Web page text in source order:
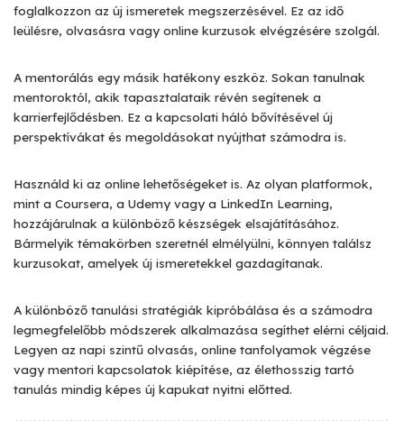
foglalkozzon az új ismeretek megszerzésével. Ez az idő
leülésre, olvasásra vagy online kurzusok elvégzésére szolgál.
A mentorálás egy másik hatékony eszköz. Sokan tanulnak
mentoroktól, akik tapasztalataik révén segítenek a
karrierfejlődésben. Ez a kapcsolati háló bővítésével új
perspektívákat és megoldásokat nyújthat számodra is.
Használd ki az online lehetőségeket is. Az olyan platformok,
mint a Coursera, a Udemy vagy a LinkedIn Learning,
hozzájárulnak a különböző készségek elsajátításához.
Bármelyik témakörben szeretnél elmélyülni, könnyen találsz
kurzusokat, amelyek új ismeretekkel gazdagítanak.
A különböző tanulási stratégiák kipróbálása és a számodra
legmegfelelőbb módszerek alkalmazása segíthet elérni céljaid.
Legyen az napi szintű olvasás, online tanfolyamok végzése
vagy mentori kapcsolatok kiépítése, az élethosszig tartó
tanulás mindig képes új kapukat nyitni előtted.